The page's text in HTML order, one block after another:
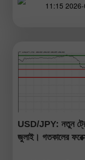
11:15
USD/JPY: নতুন
জুলাই। গতকালের